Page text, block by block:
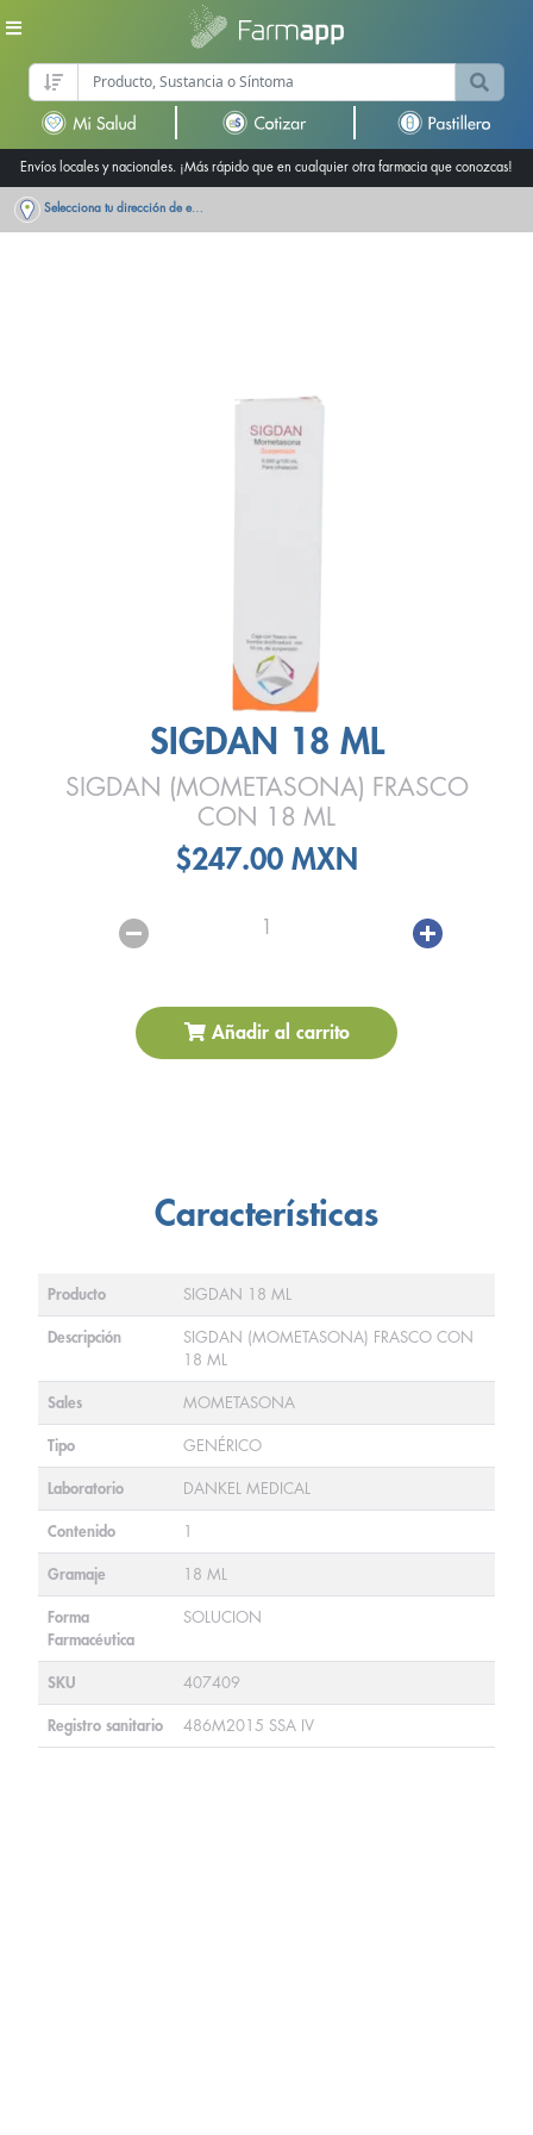
Envíos locales y nacionales. ¡Más rápido que en cualquier otra farmacia que conozcas!
Selecciona tu dirección de entrega
SIGDAN 18 ML
SIGDAN (MOMETASONA) FRASCO
CON 18 ML
$247.00 MXN
1
Añadir al carrito
Características
Producto SIGDAN 18 ML
Descripción
SIGDAN (MOMETASONA) FRASCO CON
18 ML
Sales MOMETASONA
Tipo GENÉRICO
Laboratorio DANKEL MEDICAL
Contenido 1
Gramaje 18 ML
Forma
Farmacéutica
SOLUCION
SKU 407409
Registro sanitario 486M2015 SSA IV